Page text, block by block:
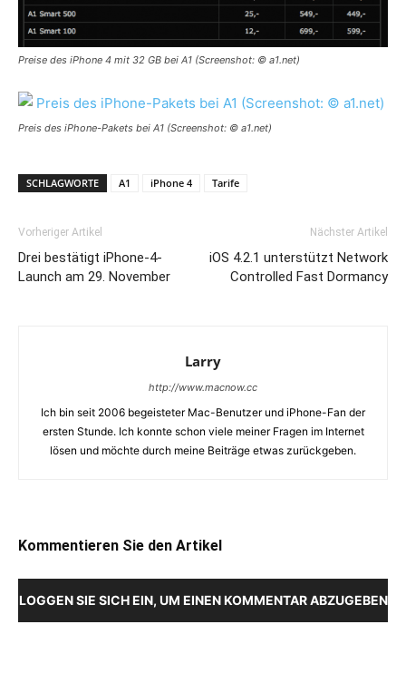
Preise des iPhone 4 mit 32 GB bei A1 (Screenshot: © a1.net)
Preis des iPhone-Pakets bei A1 (Screenshot: © a1.net)
SCHLAGWORTE A1 iPhone 4 Tarife
Vorheriger Artikel
Drei bestätigt iPhone-4-
Launch am 29. November
Nächster Artikel
iOS 4.2.1 unterstützt Network
Controlled Fast Dormancy
Larry
http://www.macnow.cc
Ich bin seit 2006 begeisteter Mac-Benutzer und iPhone-Fan der
ersten Stunde. Ich konnte schon viele meiner Fragen im Internet
lösen und möchte durch meine Beiträge etwas zurückgeben.
Kommentieren Sie den Artikel
LOGGEN SIE SICH EIN, UM EINEN KOMMENTAR ABZUGEBEN